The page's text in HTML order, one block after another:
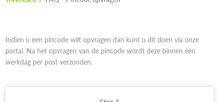
Indien u een pincode wilt opvragen dan kunt u dit doen via onze
portal. Na het opvragen van de pincode wordt deze binnen èèn
werkdag per post verzonden.